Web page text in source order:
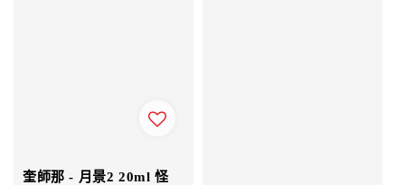
奎師那 - 月景2 20ml 怪